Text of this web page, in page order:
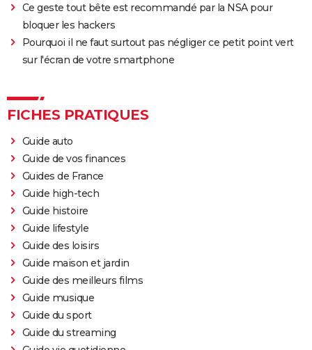
Ce geste tout bête est recommandé par la NSA pour
bloquer les hackers
Pourquoi il ne faut surtout pas négliger ce petit point vert
sur l'écran de votre smartphone
FICHES PRATIQUES
Guide auto
Guide de vos finances
Guides de France
Guide high-tech
Guide histoire
Guide lifestyle
Guide des loisirs
Guide maison et jardin
Guide des meilleurs films
Guide musique
Guide du sport
Guide du streaming